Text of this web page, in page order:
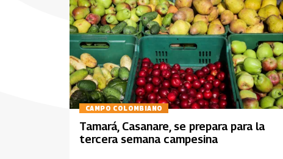
CAMPO COLOMBIANO
Tamará, Casanare, se prepara para la
tercera semana campesina